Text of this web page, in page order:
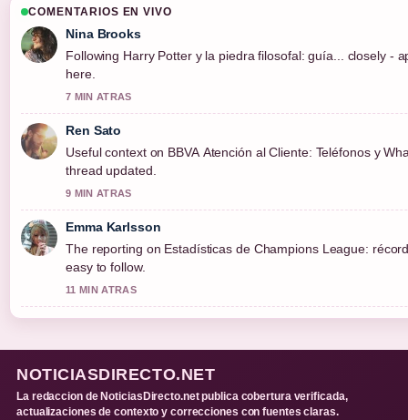
COMENTARIOS EN VIVO
Nina Brooks
Following Harry Potter y la piedra filosofal: guía... closely -
here.
7 MIN ATRAS
Ren Sato
Useful context on BBVA Atención al Cliente: Teléfonos y
thread updated.
9 MIN ATRAS
Emma Karlsson
The reporting on Estadísticas de Champions League:
easy to follow.
11 MIN ATRAS
NOTICIASDIRECTO.NET
La redaccion de NoticiasDirecto.net publica cobertura verificada,
actualizaciones de contexto y correcciones con fuentes claras.